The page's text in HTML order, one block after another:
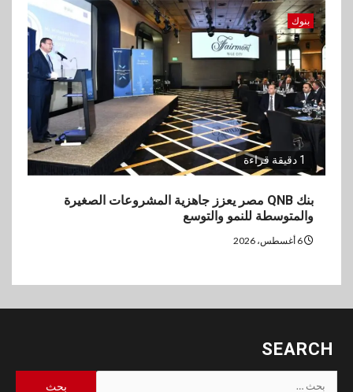
بنوك
1 دقيقة قراءة
بنك QNB مصر يعزز جاهزية المشروعات الصغيرة
والمتوسطة للنمو والتوسع
SEARCH
البحث